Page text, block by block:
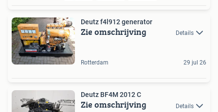
Deutz f4l912 generator
Zie omschrijving Details
Rotterdam 29 jul 26
Deutz BF4M 2012 C
Zie omschrijving Details